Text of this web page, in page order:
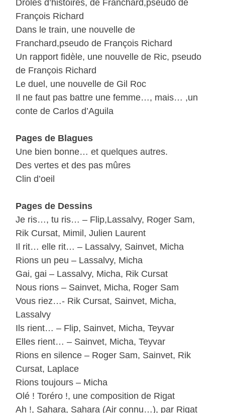
Drôles d’histoires, de Franchard,pseudo de
François Richard
Dans le train, une nouvelle de
Franchard,pseudo de François Richard
Un rapport fidèle, une nouvelle de Ric, pseudo
de François Richard
Le duel, une nouvelle de Gil Roc
Il ne faut pas battre une femme…, mais… ,un
conte de Carlos d’Aguila
Pages de Blagues
Une bien bonne… et quelques autres.
Des vertes et des pas mûres
Clin d’oeil
Pages de Dessins
Je ris…, tu ris… – Flip,Lassalvy, Roger Sam,
Rik Cursat, Mimil, Julien Laurent
Il rit… elle rit… – Lassalvy, Sainvet, Micha
Rions un peu – Lassalvy, Micha
Gai, gai – Lassalvy, Micha, Rik Cursat
Nous rions – Sainvet, Micha, Roger Sam
Vous riez…- Rik Cursat, Sainvet, Micha,
Lassalvy
Ils rient… – Flip, Sainvet, Micha, Teyvar
Elles rient… – Sainvet, Micha, Teyvar
Rions en silence – Roger Sam, Sainvet, Rik
Cursat, Laplace
Rions toujours – Micha
Olé ! Toréro !, une composition de Rigat
Ah !, Sahara, Sahara (Air connu…), par Rigat